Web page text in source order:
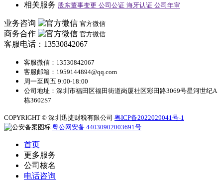
相关服务 股东董事变更 公司公证 海牙认证 公司年审
业务咨询 官方微信
商务合作 官方微信
客服电话：13530842067
客服微信：13530842067
客服邮箱：1959144894@qq.com
周一至周五 9:00-18:00
公司地址：深圳市福田区福田街道岗厦社区彩田路3069号星河世纪A
栋3602S7
COPYRIGHT © 深圳迅捷财税有限公司 粤ICP备2022029041号-1
粤公网安备 44030902003691号
首页
更多服务
公司核名
电话咨询